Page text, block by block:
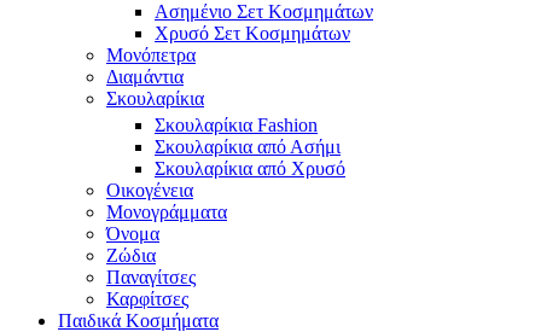
Ασημένιο Σετ Κοσμημάτων
Χρυσό Σετ Κοσμημάτων
Μονόπετρα
Διαμάντια
Σκουλαρίκια
Σκουλαρίκια Fashion
Σκουλαρίκια από Ασήμι
Σκουλαρίκια από Χρυσό
Οικογένεια
Μονογράμματα
Όνομα
Ζώδια
Παναγίτσες
Καρφίτσες
Παιδικά Κοσμήματα